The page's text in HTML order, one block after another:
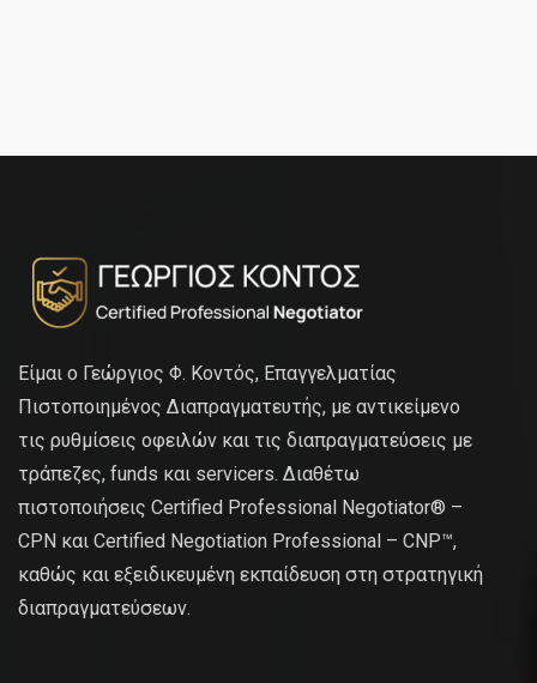
Είμαι ο Γεώργιος Φ. Κοντός, Επαγγελματίας
Πιστοποιημένος Διαπραγματευτής, με αντικείμενο
τις ρυθμίσεις οφειλών και τις διαπραγματεύσεις με
τράπεζες, funds και servicers. Διαθέτω
πιστοποιήσεις Certified Professional Negotiator® –
CPN και Certified Negotiation Professional – CNP™,
καθώς και εξειδικευμένη εκπαίδευση στη στρατηγική
διαπραγματεύσεων.